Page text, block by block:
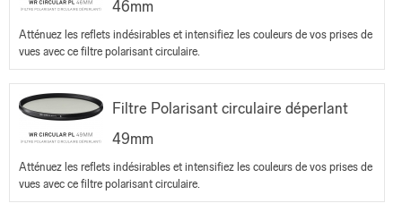
46mm
Atténuez les reflets indésirables et intensifiez les couleurs de vos prises de
vues avec ce filtre polarisant circulaire.
Filtre Polarisant circulaire déperlant
49mm
Atténuez les reflets indésirables et intensifiez les couleurs de vos prises de
vues avec ce filtre polarisant circulaire.